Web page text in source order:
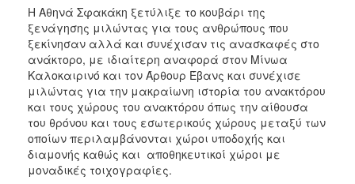
ΔΗΜΟΤΗΣ
ΕΠΙΣΚΕΠΤΗΣ
ΗΡΑΚΛΕΙΟ
Η Αθηνά Σφακάκη ξετύλιξε το κουβάρι της
ξενάγησης μιλώντας για τους ανθρώπους που
ξεκίνησαν αλλά και συνέχισαν τις ανασκαφές στο
ανάκτορο, με ιδιαίτερη αναφορά στον Μίνωα
Καλοκαιρινό και τον Άρθουρ Έβανς και συνέχισε
μιλώντας για την μακραίωνη ιστορία του ανακτόρου
και τους χώρους του ανακτόρου όπως την αίθουσα
του θρόνου και τους εσωτερικούς χώρους μεταξύ των
οποίων περιλαμβάνονται χώροι υποδοχής και
διαμονής καθώς και αποθηκευτικοί χώροι με
μοναδικές τοιχογραφίες.